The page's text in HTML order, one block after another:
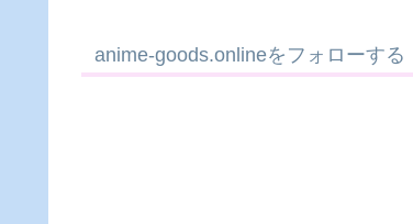
anime-goods.onlineをフォローする